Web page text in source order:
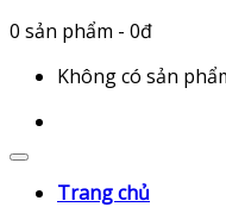
0 sản phẩm - 0đ
Không có sản
Trang chủ